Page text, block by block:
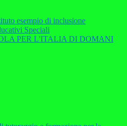
esempio di inclusione
Speciali
PER L'ITALIA DI DOMANI